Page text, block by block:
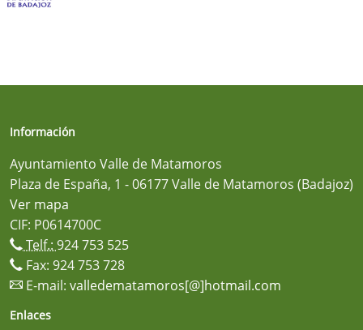
Información
Ayuntamiento Valle de Matamoros
Plaza de España, 1 - 06177 Valle de Matamoros (Badajoz)
Ver mapa
CIF: P0614700C
Telf.: 924 753 525
Fax: 924 753 728
E-mail: valledematamoros[@]hotmail.com
Enlaces